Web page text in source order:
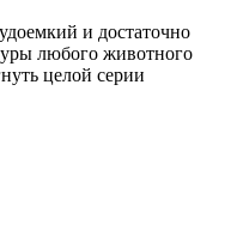
и достаточно
любого животного
целой серии